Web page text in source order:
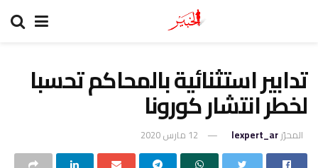
تدابير استثنائية بالمحاكم تحسبا
لخطر انتشار كورونا
المحرّر lexpert_ar 12 مارس 2020